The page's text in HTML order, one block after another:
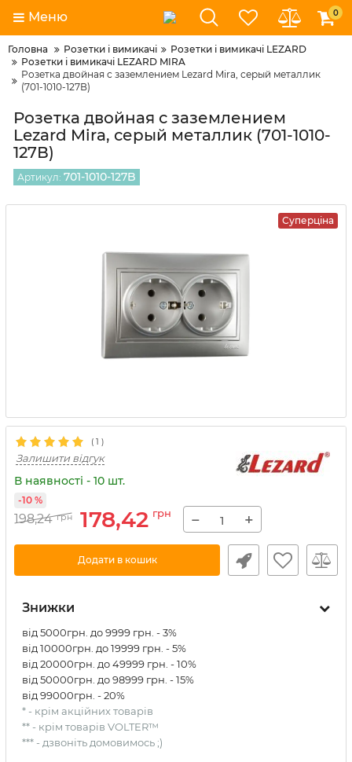
Меню 0
Головна Розетки і вимикачі
Розетки і вимикачі LEZARD
Розетки і вимикачі LEZARD MIRA
Розетка двойная с заземлением Lezard Mira, серый металлик
(701-1010-127В)
Розетка двойная с заземлением
Lezard Mira, серый металлик (701-1010-
127В)
Артикул: 701-1010-127B
Суперціна
( 1 )
Залишити відгук
В наявності - 10 шт.
198,24 грн 178,42 грн
-10 %
− +
Додати в кошик
Знижки
від 5000грн. до 9999 грн. - 3%
від 10000грн. до 19999 грн. - 5%
від 20000грн. до 49999 грн. - 10%
від 50000грн. до 98999 грн. - 15%
від 99000грн. - 20%
* - крім акційних товарів
** - крім товарів VOLTER™
*** - дзвоніть домовимось ;)